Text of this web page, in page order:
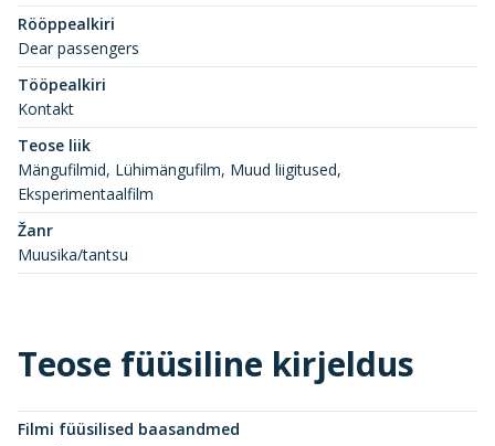
Rööppealkiri
Dear passengers
Tööpealkiri
Kontakt
Teose liik
Mängufilmid, Lühimängufilm, Muud liigitused,
Eksperimentaalfilm
Žanr
Muusika/tantsu
Teose füüsiline kirjeldus
Filmi füüsilised baasandmed